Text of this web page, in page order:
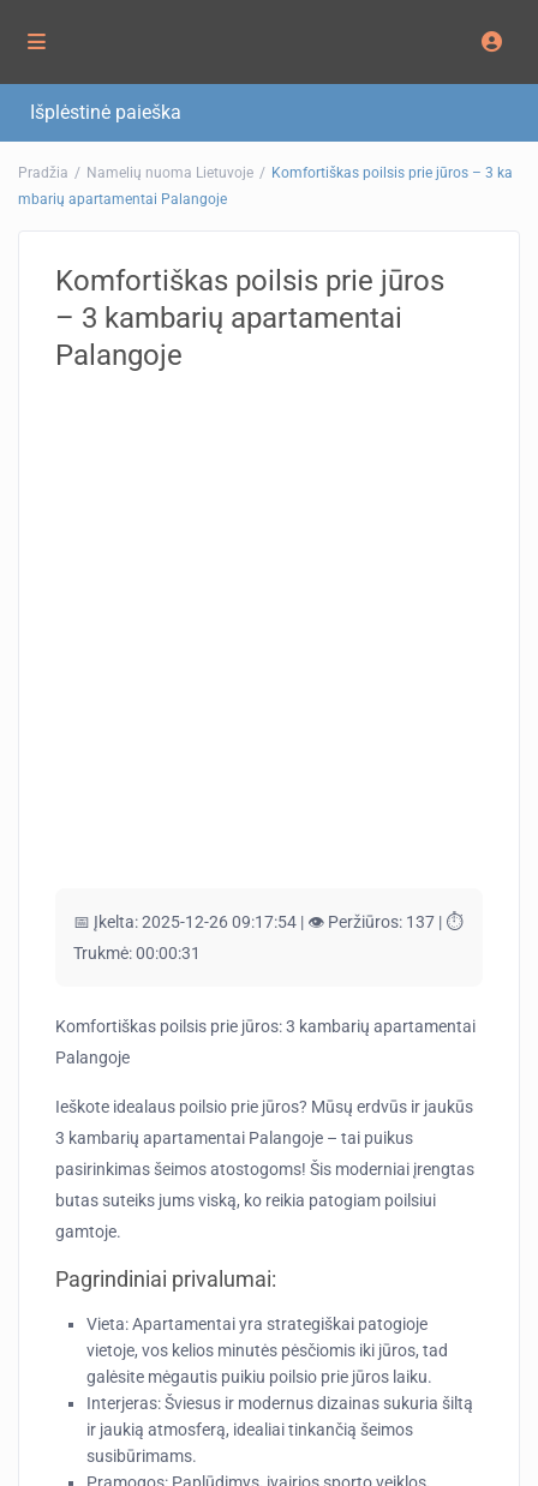
Išplėstinė paieška
Pradžia Namelių nuoma Lietuvoje
Komfortiškas poilsis prie jūros – 3 ka
mbarių apartamentai Palangoje
Komfortiškas poilsis prie jūros
– 3 kambarių apartamentai
Palangoje
📅 Įkelta:2025-12-26 09:17:54 | 👁️ Peržiūros: 137 | ⏱️
Trukmė:00:00:31
Komfortiškas poilsis prie jūros: 3 kambarių apartamentai
Palangoje
Ieškote idealaus poilsio prie jūros? Mūsų erdvūs ir jaukūs
3 kambarių apartamentai Palangoje – tai puikus
pasirinkimas šeimos atostogoms! Šis moderniai įrengtas
butas suteiks jums viską, ko reikia patogiam poilsiui
gamtoje.
Pagrindiniai privalumai:
Vieta: Apartamentai yra strategiškai patogioje
vietoje, vos kelios minutės pėsčiomis iki jūros, tad
galėsite mėgautis puikiu poilsio prie jūros laiku.
Interjeras: Šviesus ir modernus dizainas sukuria šiltą
ir jaukią atmosferą, idealiai tinkančią šeimos
susibūrimams.